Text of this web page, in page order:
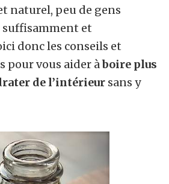
naturel, peu de gens
suffisamment et
donc les conseils et
pour vous aider àboire plus
de l’intérieur sans y